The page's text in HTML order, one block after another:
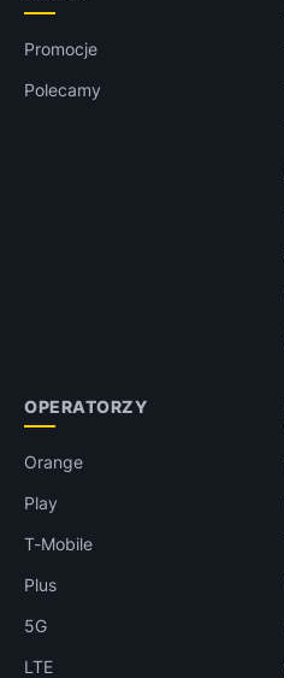
Promocje
Polecamy
OPERATORZY
Orange
Play
T-Mobile
Plus
5G
LTE